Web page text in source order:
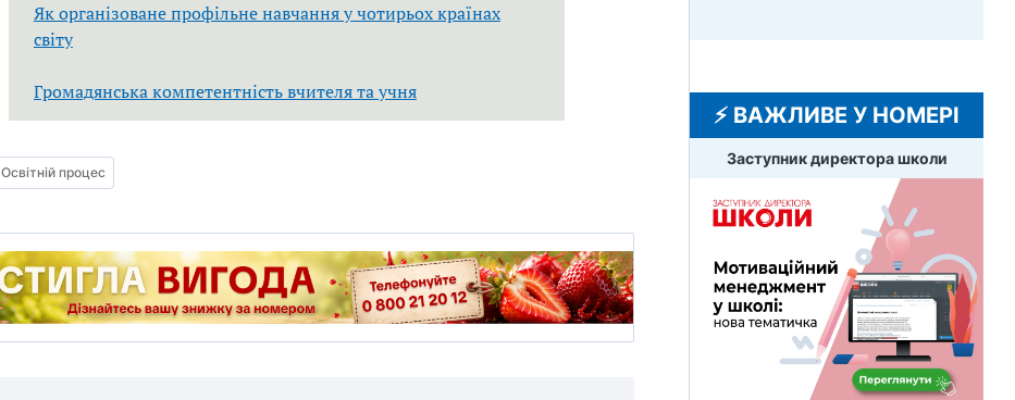
Як організоване профільне навчання у чотирьох країнах
світу
Громадянська компетентність вчителя та учня
Освітній процес
⚡️ ВАЖЛИВЕ У НОМЕРІ
Заступник директора школи